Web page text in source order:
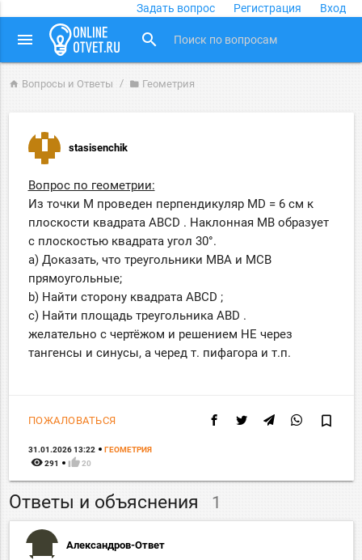
Задать вопрос Регистрация Вход
menu search
home Вопросы и Ответы folder Геометрия
stasisenchik
Вопрос по геометрии:
Из точки M проведен перпендикуляр MD = 6 см к
плоскости квадрата ABCD . Наклонная MB образует
с плоскостью квадрата угол 30°.
a) Доказать, что треугольники MBA и MCB
прямоугольные;
b) Найти сторону квадрата ABCD ;
c) Найти площадь треугольника ABD .
желательно с чертёжом и решением НЕ через
тангенсы и синусы, а черед т. пифагора и т.п.
ПОЖАЛОВАТЬСЯ bookmark_border
31.01.2026 13:22 ГЕОМЕТРИЯ
remove_red_eye 291 thumb_up 20
Ответы и объяснения 1
Александров-Ответ